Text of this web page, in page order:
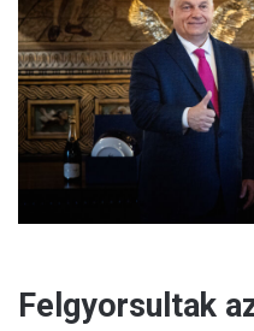
a
Felgyorsultak